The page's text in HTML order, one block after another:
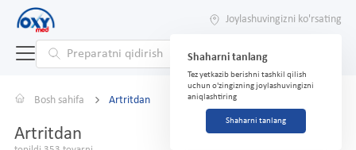
Joylashuvingizni ko'rsating
Shaharni tanlang
Tez yetkazib berishni tashkil qilish
uchun o'zingizning joylashuvingizni
aniqlashtiring
Shaharni tanlang
Bosh sahifa Artritdan
Artritdan